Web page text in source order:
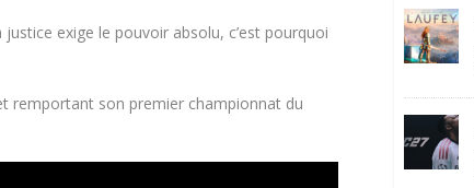
exige le pouvoir absolu, c’est pourquoi
remportant son premier championnat du